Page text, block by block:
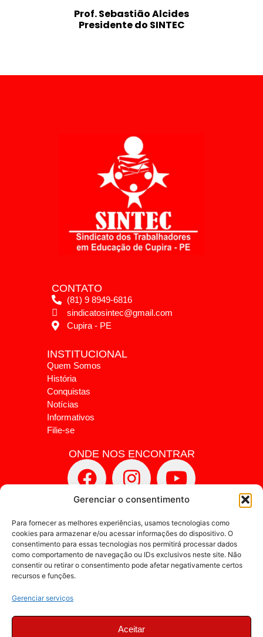
Gerenciar o consentimento
Para fornecer as melhores experiências, usamos tecnologias como
cookies para armazenar e/ou acessar informações do dispositivo. O
consentimento para essas tecnologias nos permitirá processar dados
como comportamento de navegação ou IDs exclusivos neste site. Não
consentir ou retirar o consentimento pode afetar negativamente certos
recursos e funções.
Gerenciar serviços
Aceitar
Prof. Sebastião Alcides
Presidente do SINTEC
CONTATO
(81) 9 8949-6816
sindicatosintec@gmail.com
Cupira - PE
INSTITUCIONAL
Quem Somos
História
Conquistas
Notícias
Informativos
Filie-se
ONDE NOS ENCONTRAR